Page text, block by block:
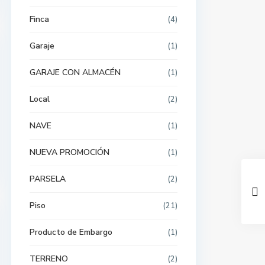
Finca (4)
Garaje (1)
GARAJE CON ALMACÉN (1)
Local (2)
NAVE (1)
NUEVA PROMOCIÓN (1)
PARSELA (2)
Piso (21)
Producto de Embargo (1)
TERRENO (2)